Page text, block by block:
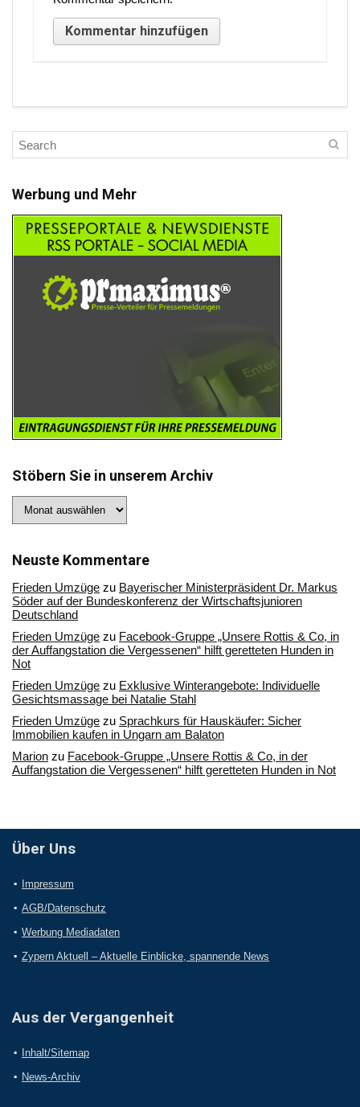
Werbung und Mehr
Stöbern Sie in unserem Archiv
Sie
Archiv
Neuste Kommentare
Frieden Umzüge zu Bayerischer Ministerpräsident Dr. Markus
Söder auf der Bundeskonferenz der Wirtschaftsjunioren
Deutschland
Frieden Umzüge zu Facebook-Gruppe „Unsere Rottis & Co, in
der Auffangstation die Vergessenen“ hilft geretteten Hunden in
Not
Frieden Umzüge zu Exklusive Winterangebote: Individuelle
Gesichtsmassage bei Natalie Stahl
Frieden Umzüge zu Sprachkurs für Hauskäufer: Sicher
Immobilien kaufen in Ungarn am Balaton
Marion zu Facebook-Gruppe „Unsere Rottis & Co, in der
Auffangstation die Vergessenen“ hilft geretteten Hunden in Not
Über Uns
Impressum
AGB/Datenschutz
Werbung Mediadaten
Zypern Aktuell – Aktuelle Einblicke, spannende News
Aus der Vergangenheit
Inhalt/Sitemap
News-Archiv